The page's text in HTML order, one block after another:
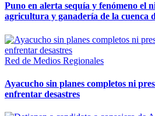
Puno en alerta sequía y fenómeno el
agricultura y ganadería de la cuenca
Red de Medios Regionales
Ayacucho sin planes completos ni
enfrentar desastres